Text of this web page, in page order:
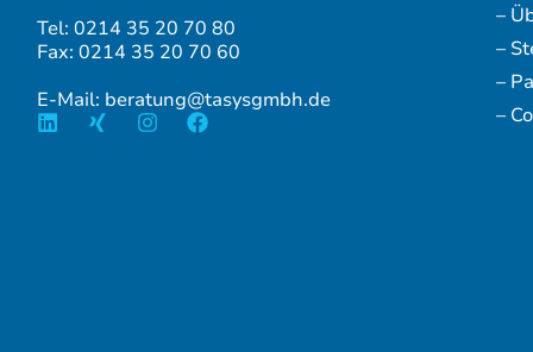
Tel: 0214 35 20 70 80
Fax: 0214 35 20 70 60
E-Mail: beratung@tasysgmbh.de
–
–
–
–